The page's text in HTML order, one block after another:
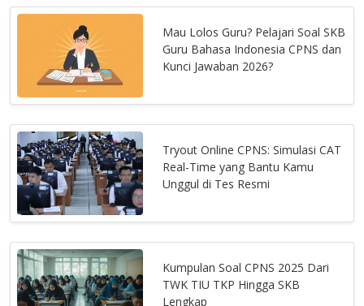
Mau Lolos Guru? Pelajari Soal SKB
Guru Bahasa Indonesia CPNS dan
Kunci Jawaban 2026?
Tryout Online CPNS: Simulasi CAT
Real-Time yang Bantu Kamu
Unggul di Tes Resmi
Kumpulan Soal CPNS 2025 Dari
TWK TIU TKP Hingga SKB
Lengkap